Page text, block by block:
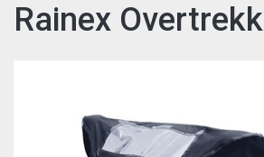
Rainex Overtrekk